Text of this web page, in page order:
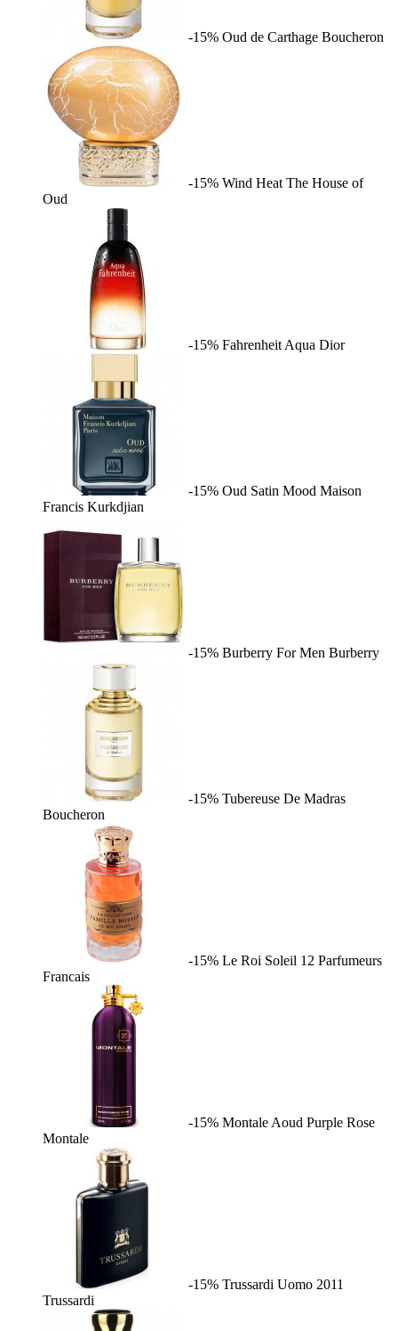
-15% Oud de Carthage Boucheron
-15% Wind Heat The House of
Oud
-15% Fahrenheit Aqua Dior
-15% Oud Satin Mood Maison
Francis Kurkdjian
-15% Burberry For Men Burberry
-15% Tubereuse De Madras
Boucheron
-15% Le Roi Soleil 12 Parfumeurs
Francais
-15% Montale Aoud Purple Rose
Montale
-15% Trussardi Uomo 2011
Trussardi